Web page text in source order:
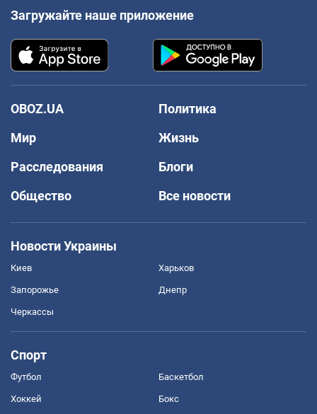
Загружайте наше приложение
OBOZ.UA
Политика
Мир
Жизнь
Расследования
Блоги
Общество
Все новости
Новости Украины
Киев Харьков
Запорожье Днепр
Черкассы
Спорт
Футбол Баскетбол
Хоккей Бокс